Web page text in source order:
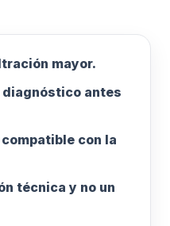
mayor.
diagnóstico antes
con la
técnica y no un